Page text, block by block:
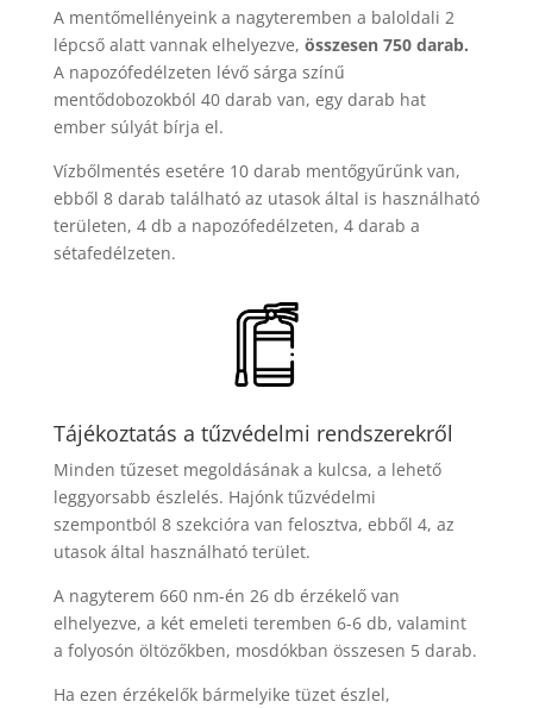
A mentőmellényeink a nagyteremben a baloldali 2
lépcső alatt vannak elhelyezve, összesen 750 darab.
A napozófedélzeten lévő sárga színű
mentődobozokból 40 darab van, egy darab hat
ember súlyát bírja el.
Vízbőlmentés esetére 10 darab mentőgyűrűnk van,
ebből 8 darab található az utasok által is használható
területen, 4 db a napozófedélzeten, 4 darab a
sétafedélzeten.
Tájékoztatás a tűzvédelmi rendszerekről
Minden tűzeset megoldásának a kulcsa, a lehető
leggyorsabb észlelés. Hajónk tűzvédelmi
szempontból 8 szekcióra van felosztva, ebből 4, az
utasok által használható terület.
A nagyterem 660 nm-én 26 db érzékelő van
elhelyezve, a két emeleti teremben 6-6 db, valamint
a folyosón öltözőkben, mosdókban összesen 5 darab.
Ha ezen érzékelők bármelyike tüzet észlel,